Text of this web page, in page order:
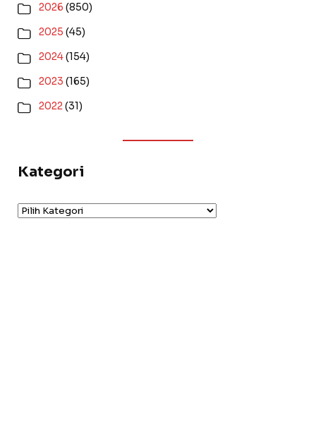
2026 (850)
2025 (45)
2024(154)
2023 (165)
2022(31)
Kategori
Kategori